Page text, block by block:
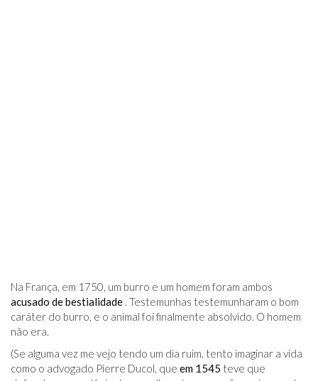
Na França, em 1750, um burro e um homem foram ambos
acusado de bestialidade . Testemunhas testemunharam o bom
caráter do burro, e o animal foi finalmente absolvido. O homem
não era.
(Se alguma vez me vejo tendo um dia ruim, tento imaginar a vida
como o advogado Pierre Ducol, que em 1545 teve que